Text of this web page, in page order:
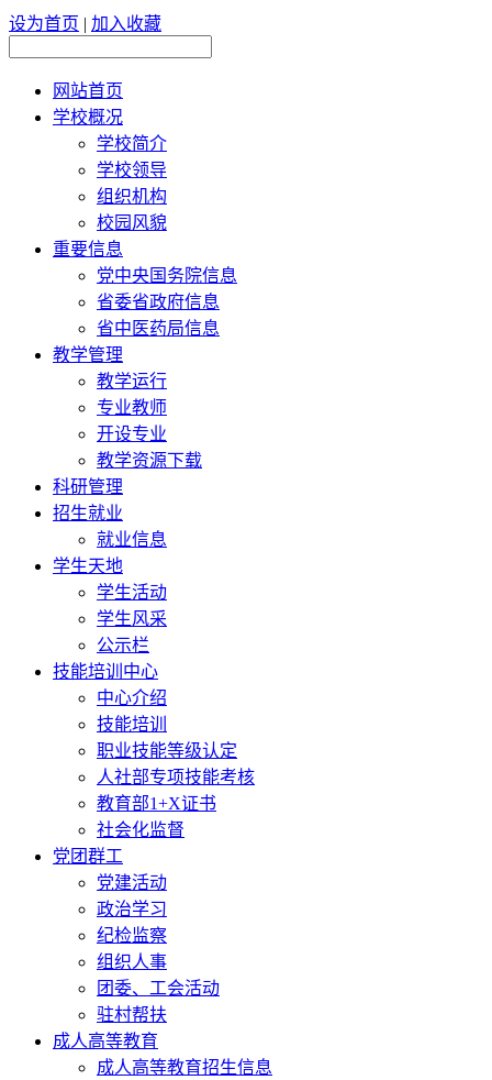
设为首页 | 加入收藏
网站首页
学校概况
学校简介
学校领导
组织机构
校园风貌
重要信息
党中央国务院信息
省委省政府信息
省中医药局信息
教学管理
教学运行
专业教师
开设专业
教学资源下载
科研管理
招生就业
就业信息
学生天地
学生活动
学生风采
公示栏
技能培训中心
中心介绍
技能培训
职业技能等级认定
人社部专项技能考核
教育部1+X证书
社会化监督
党团群工
党建活动
政治学习
纪检监察
组织人事
团委、工会活动
驻村帮扶
成人高等教育
成人高等教育招生信息